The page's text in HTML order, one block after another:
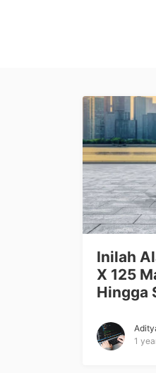
Inilah
X 125
Hingga
1